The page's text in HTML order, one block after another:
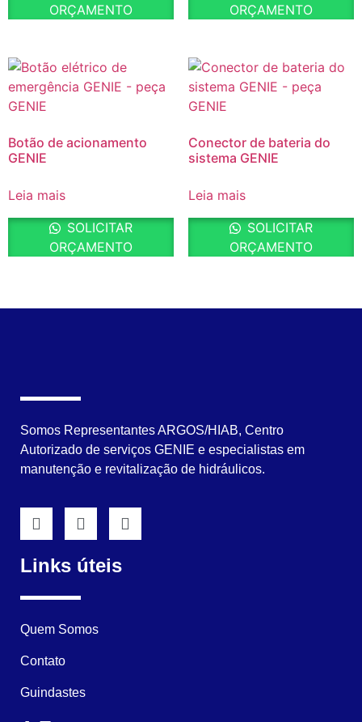
ORÇAMENTO
ORÇAMENTO
Botão de acionamento
GENIE
Leia mais
SOLICITAR
ORÇAMENTO
Conector de bateria do
sistema GENIE
Leia mais
SOLICITAR
ORÇAMENTO
Somos Representantes ARGOS/HIAB, Centro
Autorizado de serviços GENIE e especialistas em
manutenção e revitalização de hidráulicos.
Links úteis
Quem Somos
Contato
Guindastes